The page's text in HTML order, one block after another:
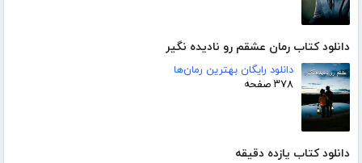
دانلود کتاب رمان عشقم رو نادیده نگیر
دانلود رایگان بهترین رمان‌ها
۳۷۸ صفحه
دانلود کتاب یازده دقیقه